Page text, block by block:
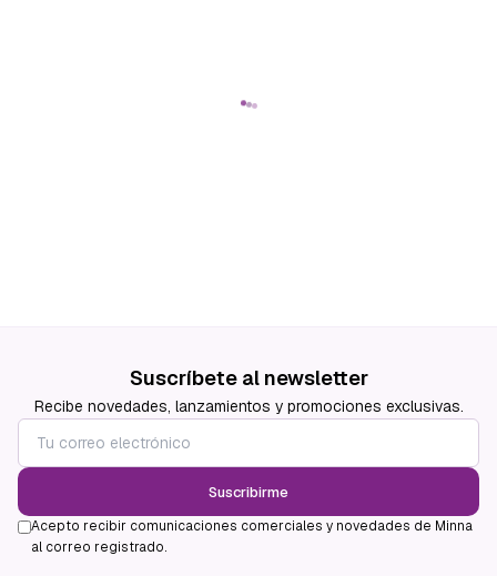
Suscríbete al newsletter
Recibe novedades, lanzamientos y promociones exclusivas.
Suscribirme
Acepto recibir comunicaciones comerciales y novedades de Minna
al correo registrado.